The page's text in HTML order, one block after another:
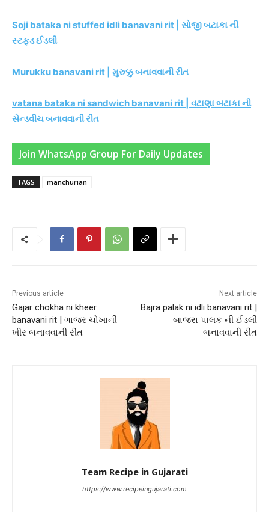
Soji bataka ni stuffed idli banavani rit | સોજી બટાકા ની
સ્ટફ્ડ ઈડલી
Murukku banavani rit | મુરુક્કુ બનાવવાની રીત
vatana bataka ni sandwich banavani rit | વટાણા બટાકા ની
સેન્ડવીચ બનાવવાની રીત
Join WhatsApp Group For Daily Updates
TAGS manchurian
Previous article
Gajar chokha ni kheer
banavani rit | ગાજર ચોખાની
ખીર બનાવવાની રીત
Next article
Bajra palak ni idli banavani rit |
બાજરા પાલક ની ઈડલી
બનાવવાની રીત
Team Recipe in Gujarati
https://www.recipeingujarati.com